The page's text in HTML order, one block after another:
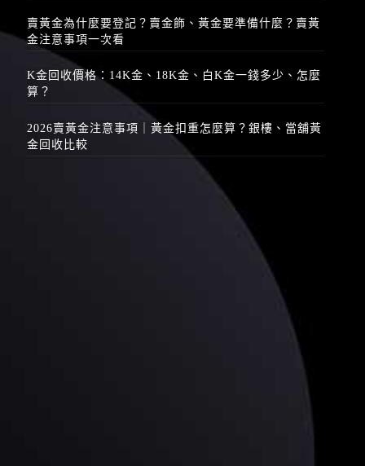
賣黃金為什麼要登記？賣金飾、黃金要準備什麼？賣黃
金注意事項一次看
K金回收價格：14K金、18K金、白K金一錢多少、怎麼
算？
2026賣黃金注意事項｜黃金扣重怎麼算？銀樓、當舖黃
金回收比較